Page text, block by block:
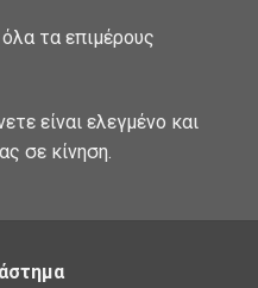
τα επιμέρους
είναι ελεγμένο και
σε κίνηση.